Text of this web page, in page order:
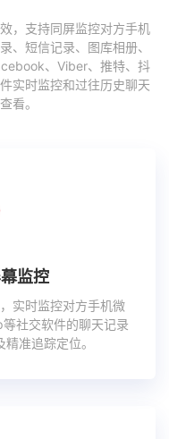
，支持同屏监控对方手机
、短信记录、图库相册、
、Viber、推特、抖
实时监控和过往历史聊天
看。
监控
实时监控对方手机微
社交软件的聊天记录
准追踪定位。